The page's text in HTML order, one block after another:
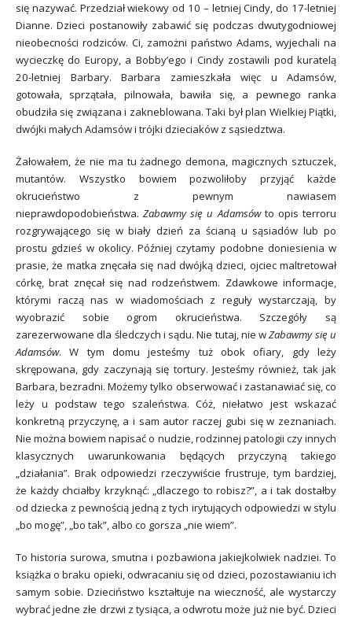
się nazywać. Przedział wiekowy od 10 – letniej Cindy, do 17-letniej
Dianne. Dzieci postanowiły zabawić się podczas dwutygodniowej
nieobecności rodziców. Ci, zamożni państwo Adams, wyjechali na
wycieczkę do Europy, a Bobby’ego i Cindy zostawili pod kuratelą
20-letniej Barbary. Barbara zamieszkała więc u Adamsów,
gotowała, sprzątała, pilnowała, bawiła się, a pewnego ranka
obudziła się związana i zakneblowana. Taki był plan Wielkiej Piątki,
dwójki małych Adamsów i trójki dzieciaków z sąsiedztwa.
Żałowałem, że nie ma tu żadnego demona, magicznych sztuczek,
mutantów. Wszystko bowiem pozwoliłoby przyjąć każde
okrucieństwo z pewnym nawiasem
nieprawdopodobieństwa.Zabawmy się u Adamsówto opis terroru
rozgrywającego się w biały dzień za ścianą u sąsiadów lub po
prostu gdzieś w okolicy. Później czytamy podobne doniesienia w
prasie, że matka znęcała się nad dwójką dzieci, ojciec maltretował
córkę, brat znęcał się nad rodzeństwem. Zdawkowe informacje,
którymi raczą nas w wiadomościach z reguły wystarczają, by
wyobrazić sobie ogrom okrucieństwa. Szczegóły są
zarezerwowane dla śledczych i sądu. Nie tutaj, nie wZabawmy się u
Adamsów. W tym domu jesteśmy tuż obok ofiary, gdy leży
skrępowana, gdy zaczynają się tortury. Jesteśmy również, tak jak
Barbara, bezradni. Możemy tylko obserwować i zastanawiać się, co
leży u podstaw tego szaleństwa. Cóż, niełatwo jest wskazać
konkretną przyczynę, a i sam autor raczej gubi się w zeznaniach.
Nie można bowiem napisać o nudzie, rodzinnej patologii czy innych
klasycznych uwarunkowania będących przyczyną takiego
„działania”. Brak odpowiedzi rzeczywiście frustruje, tym bardziej,
że każdy chciałby krzyknąć: „dlaczego to robisz?”, a i tak dostałby
od dziecka z pewnością jedną z tych irytujących odpowiedzi w stylu
„bo mogę”, „bo tak”, albo co gorsza „nie wiem”.
To historia surowa, smutna i pozbawiona jakiejkolwiek nadziei. To
książka o braku opieki, odwracaniu się od dzieci, pozostawianiu ich
samym sobie. Dzieciństwo kształtuje na wieczność, ale wystarczy
wybrać jedne złe drzwi z tysiąca, a odwrotu może już nie być. Dzieci